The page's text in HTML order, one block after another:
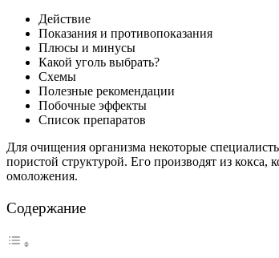
Действие
Показания и противопоказания
Плюсы и минусы
Какой уголь выбрать?
Схемы
Полезные рекомендации
Побочные эффекты
Список препаратов
Для очищения организма некоторые
пористой структурой. Его производят из
омоложения.
Содержание